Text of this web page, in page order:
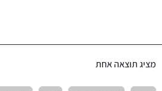
מציג תוצאה אחת